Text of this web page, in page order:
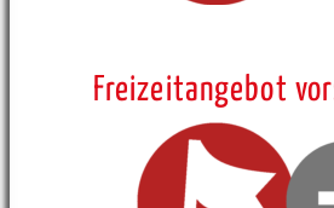
Freizeitangebot